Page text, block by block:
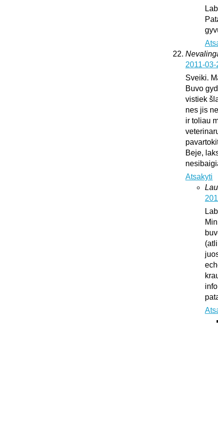
2011-
Sveiki.
Buvo
vistiek
nes jis
ir toliau
Beje,
Atsakyti